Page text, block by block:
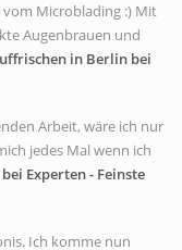
vom Microblading :) Mit
Augenbrauen und
in Berlin bei
Arbeit, wäre ich nur
jedes Mal wenn ich
Experten - Feinste
Ich komme nun